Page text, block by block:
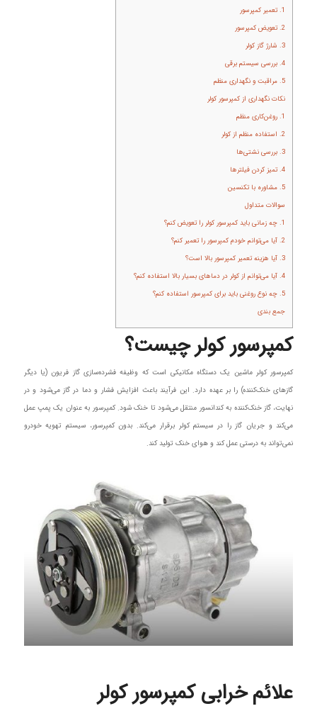
1. تعمیر کمپرسور
2. تعویض کمپرسور
3. شارژ گاز کولر
4. بررسی سیستم برقی
5. مراقبت و نگهداری منظم
نکات نگهداری از کمپرسور کولر
1. روغن‌کاری منظم
2. استفاده منظم از کولر
3. بررسی نشتی‌ها
4. تمیز کردن فیلترها
5. مشاوره با تکنسین
سوالات متداول
1. چه زمانی باید کمپرسور کولر را تعویض کنم؟
2. آیا می‌توانم خودم کمپرسور را تعمیر کنم؟
3. آیا هزینه تعمیر کمپرسور بالا است؟
4. آیا می‌توانم از کولر در دماهای بسیار بالا استفاده کنم؟
5. چه نوع روغنی باید برای کمپرسور استفاده کنم؟
جمع‌ بندی
کمپرسور کولر چیست؟
کمپرسور کولر ماشین یک دستگاه مکانیکی است که وظیفه فشرده‌سازی گاز فریون (یا دیگر
گازهای خنک‌کننده) را بر عهده دارد. این فرآیند باعث افزایش فشار و دما در گاز می‌شود و در
نهایت، گاز خنک‌کننده به کندانسور منتقل می‌شود تا خنک شود. کمپرسور به عنوان یک پمپ عمل
می‌کند و جریان گاز را در سیستم کولر برقرار می‌کند. بدون کمپرسور، سیستم تهویه خودرو
نمی‌تواند به درستی عمل کند و هوای خنک تولید کند.
علائم خرابی کمپرسور کولر